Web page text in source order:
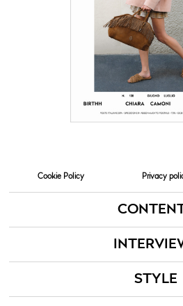
Cookie Policy Privacy
STYLE